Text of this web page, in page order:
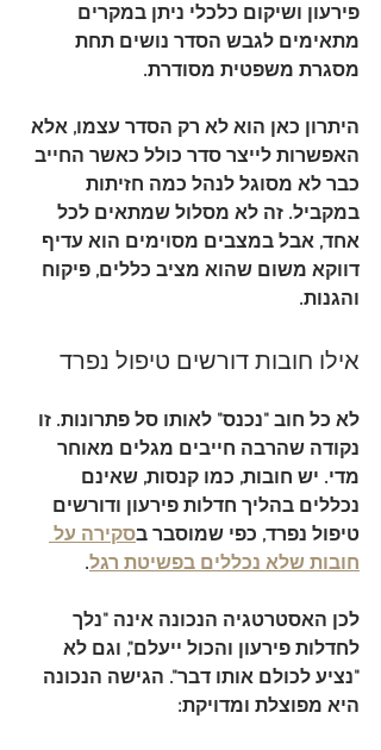
פירעון ושיקום כלכלי ניתן במקרים
מתאימים לגבש הסדר נושים תחת
מסגרת משפטית מסודרת.
היתרון כאן הוא לא רק הסדר עצמו, אלא
האפשרות לייצר סדר כולל כאשר החייב
כבר לא מסוגל לנהל כמה חזיתות
במקביל. זה לא מסלול שמתאים לכל
אחד, אבל במצבים מסוימים הוא עדיף
דווקא משום שהוא מציב כללים, פיקוח
והגנות.
אילו חובות דורשים טיפול נפרד
לא כל חוב "נכנס" לאותו סל פתרונות. זו
נקודה שהרבה חייבים מגלים מאוחר
מדי. יש חובות, כמו קנסות, שאינם
נכללים בהליך חדלות פירעון ודורשים
טיפול נפרד, כפי שמוסבר בסקירה על
חובות שלא נכללים בפשיטת רגל.
לכן האסטרטגיה הנכונה אינה "נלך
לחדלות פירעון והכול ייעלם", וגם לא
"נציע לכולם אותו דבר". הגישה הנכונה
היא מפוצלת ומדויקת: